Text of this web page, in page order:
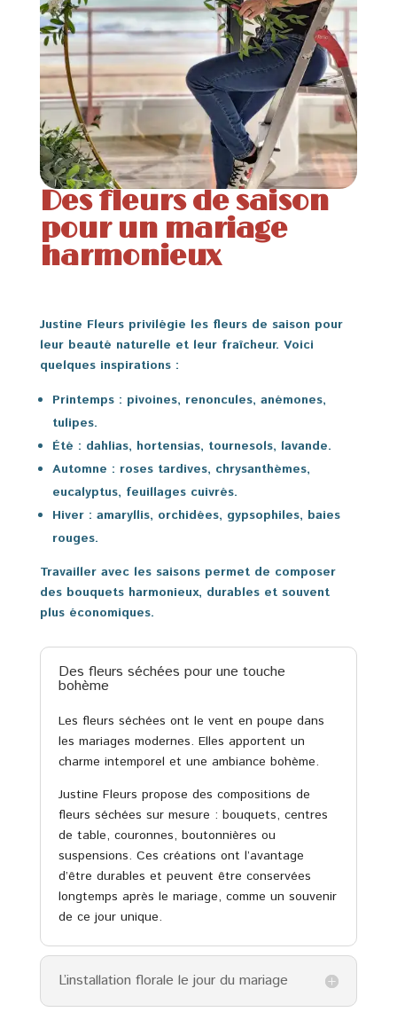
Des fleurs de saison
pour un mariage
harmonieux
Justine Fleurs privilégie les fleurs de saison pour
leur beauté naturelle et leur fraîcheur. Voici
quelques inspirations :
Printemps: pivoines, renoncules, anémones,
tulipes.
Été : dahlias, hortensias, tournesols, lavande.
Automne : roses tardives, chrysanthèmes,
eucalyptus, feuillages cuivrés.
Hiver: amaryllis, orchidées, gypsophiles, baies
rouges.
Travailler avec les saisons permet de composer
des bouquets harmonieux, durables et souvent
plus économiques.
Des fleurs séchées pour une touche
bohème
Les fleurs séchées ont le vent en poupe dans
les mariages modernes. Elles apportent un
charme intemporel et une ambiance bohème.
Justine Fleurs propose des compositions de
fleurs séchées sur mesure : bouquets, centres
de table, couronnes, boutonnières ou
suspensions. Ces créations ont l’avantage
d’être durables et peuvent être conservées
longtemps après le mariage, comme un souvenir
de ce jour unique.
L’installation florale le jour du mariage